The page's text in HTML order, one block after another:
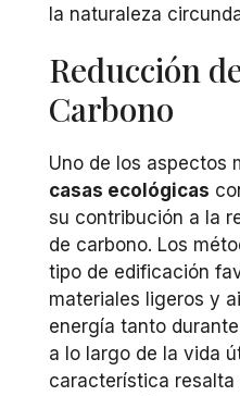
la naturaleza
Reducción
Carbono
Uno de los aspectos
casas ecológicas
su contribución a la
de carbono. Los
tipo de edificación
materiales ligeros y
energía tanto
a lo largo de la vida
característica resalta